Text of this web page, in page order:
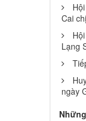
Cai
Lạng
ngày